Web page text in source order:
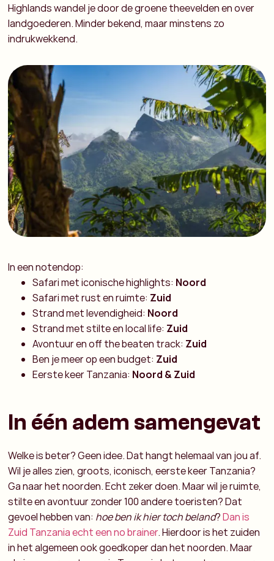
Highlands wandel je door de groene theevelden en over
landgoederen. Minder bekend, maar minstens zo
indrukwekkend.
In een notendop:
Safari met iconische highlights: Noord
Safari met rust en ruimte: Zuid
Strand met levendigheid: Noord
Strand met stilte en local life: Zuid
Avontuur en off the beaten track: Zuid
Ben je meer op een budget: Zuid
Eerste keer Tanzania: Noord & Zuid
In één adem samengevat
Welke is beter? Geen idee. Dat hangt helemaal van jou af.
Wil je alles zien, groots, iconisch, eerste keer Tanzania?
Ga naar het noorden. Echt zeker doen. Maar wil je ruimte,
stilte en avontuur zonder 100 andere toeristen? Dat
gevoel hebben van: hoe ben ik hier toch beland?Dan is
Zuid Tanzania echt een no brainer. Hierdoor is het zuiden
in het algemeen ook goedkoper dan het noorden. Maar